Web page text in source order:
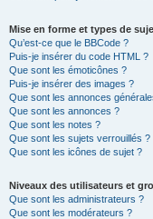
Mise en forme et types de
Qu’est-ce que le BBCode ?
Puis-je insérer du code HTML ?
Que sont les émoticônes ?
Puis-je insérer des images ?
Que sont les annonces
Que sont les annonces ?
Que sont les notes ?
Que sont les sujets verrouillés ?
Que sont les icônes de sujet ?
Niveaux des utilisateurs et
Que sont les administrateurs ?
Que sont les modérateurs ?